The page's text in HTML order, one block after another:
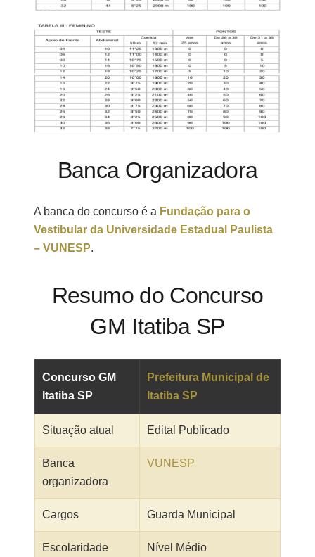
Banca Organizadora
A banca do concurso é a Fundação para o
Vestibular da Universidade Estadual Paulista
– VUNESP.
Resumo do Concurso
GM Itatiba SP
Concurso GM
Itatiba SP
Prefeitura Municipal de
Itatiba SP
Situação atual Edital Publicado
Banca
organizadora
VUNESP
Cargos Guarda Municipal
Escolaridade Nível Médio